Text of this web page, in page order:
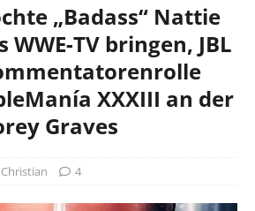
„Badass“ Nattie
TV bringen, JBL
XXXIII an der
Graves
Christian 4